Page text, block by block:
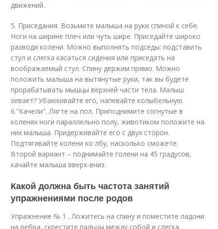
движений.
5. Приседания. Возьмите малыша на руки спиной к себе.
Ноги на ширине плеч или чуть шире. Приседайте широко
разводя колени. Можно выполнять подседы: подставить
стул и слегка касаться сидения или приседать на
воображаемый стул. Спину держим прямо. Можно
положить малыша на вытянутые руки, так вы будете
прорабатывать мышцы верхней части тела. Малыш
зевает? Убаюкивайте его, напевайте колыбельную.
6."Качели". Лягте на пол. Приподнимите согнутые в
коленях ноги параллельно полу, животиком положите на
них малыша. Придерживайте его с двух сторон.
Подтягивайте колени ко лбу, насколько сможете.
Второй вариант – поднимайте голени на 45 градусов,
качайте малыша вверх-вниз.
Какой должна быть частота занятий
упражнениями после родов
Упражнение № 1 . Ложитесь на спину и поместите ладони
на ребра, скрестите пальцы между собой и слегка